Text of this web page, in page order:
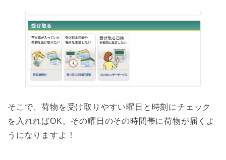
そこで、荷物を受け取りやすい曜日と時刻にチェック
を入れればOK。その曜日のその時間帯に荷物が届くよ
うになりますよ！